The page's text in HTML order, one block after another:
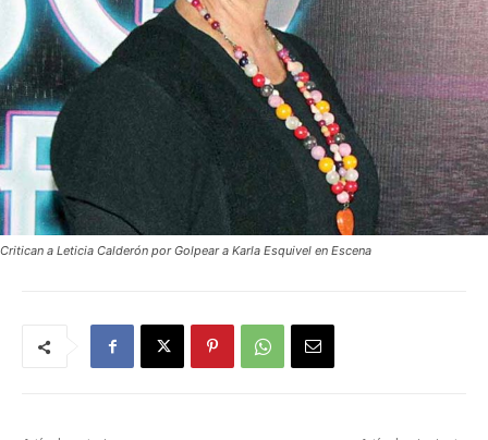
Critican a Leticia Calderón por Golpear a Karla Esquivel en Escena